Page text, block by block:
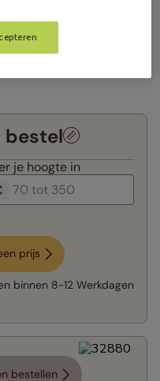
bestel
je hoogte in
prijs
binnen 8-12 Werkdagen
bestellen